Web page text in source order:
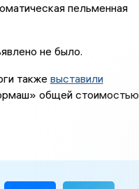
пельменная
не было.
также выставили
общей стоимостью